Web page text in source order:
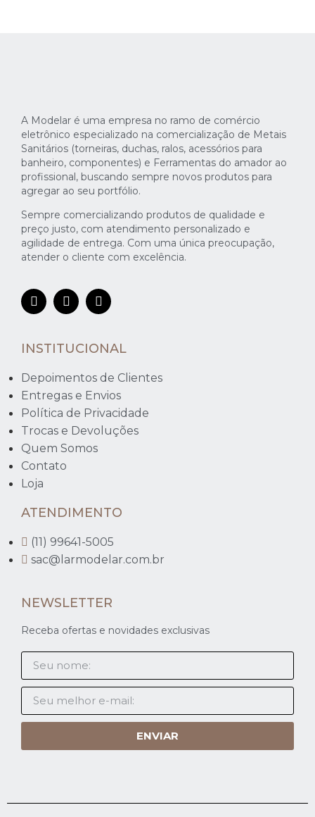
A Modelar é uma empresa no ramo de comércio
eletrônico especializado na comercialização de Metais
Sanitários (torneiras, duchas, ralos, acessórios para
banheiro, componentes) e Ferramentas do amador ao
profissional, buscando sempre novos produtos para
agregar ao seu portfólio.
Sempre comercializando produtos de qualidade e
preço justo, com atendimento personalizado e
agilidade de entrega. Com uma única preocupação,
atender o cliente com excelência.
INSTITUCIONAL
Depoimentos de Clientes
Entregas e Envios
Política de Privacidade
Trocas e Devoluções
Quem Somos
Contato
Loja
ATENDIMENTO
(11) 99641-5005
sac@larmodelar.com.br
NEWSLETTER
Receba ofertas e novidades exclusivas
ENVIAR